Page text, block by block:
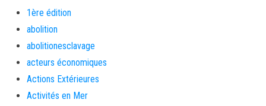
1ère édition
abolition
abolitionesclavage
acteurs économiques
Actions Extérieures
Activités en Mer